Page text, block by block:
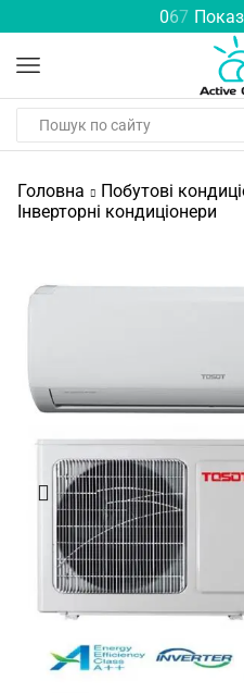
067
Головна
Побутові
Інверторні кондиціонери